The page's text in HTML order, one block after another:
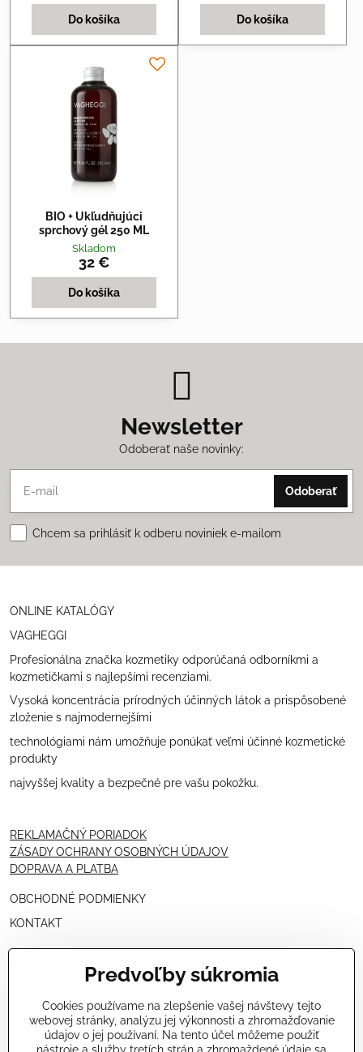
Do košíka Do košíka
BIO + Ukľudňujúci
sprchový gél 250 ML
Skladom
32 €
Do košíka
Newsletter
Odoberať naše novinky:
Odoberať
Chcem sa prihlásiť k odberu noviniek e-mailom
ONLINE KATALÓGY
VAGHEGGI
Profesionálna značka kozmetiky odporúčaná odborníkmi a
kozmetičkami s najlepšími recenziami.
Vysoká koncentrácia prírodných účinných látok a prispôsobené
zloženie s najmodernejšími
technológiami nám umožňuje ponúkať veľmi účinné kozmetické
produkty
najvyššej kvality a bezpečné pre vašu pokožku.
REKLAMAČNÝ PORIADOK
ZÁSADY OCHRANY OSOBNÝCH ÚDAJOV
DOPRAVA A PLATBA
OBCHODNÉ PODMIENKY
KONTAKT
PRE KOZMETIČKY
VÝHODNÁ PONUKA PRE PROFESIONÁLOV
NÁVODY OŠETRENÍ - VIDEÁ
Predvoľby súkromia
Cookies používame na zlepšenie vašej návštevy tejto
webovej stránky, analýzu jej výkonnosti a zhromažďovanie
údajov o jej používaní. Na tento účel môžeme použiť